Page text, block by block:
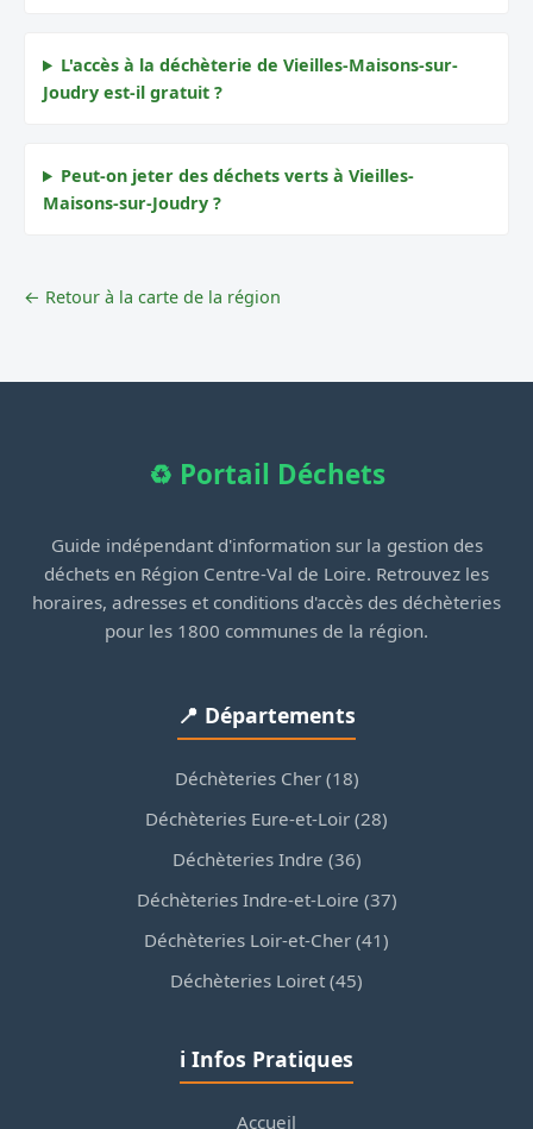
L'accès à la déchèterie de Vieilles-Maisons-sur-
Joudry est-il gratuit ?
Peut-on jeter des déchets verts à Vieilles-
Maisons-sur-Joudry ?
← Retour à la carte de la région
♻️ Portail Déchets
Guide indépendant d'information sur la gestion des
déchets en Région Centre-Val de Loire. Retrouvez les
horaires, adresses et conditions d'accès des déchèteries
pour les 1800 communes de la région.
📍 Départements
Déchèteries Cher (18)
Déchèteries Eure-et-Loir (28)
Déchèteries Indre (36)
Déchèteries Indre-et-Loire (37)
Déchèteries Loir-et-Cher (41)
Déchèteries Loiret (45)
ℹ️ Infos Pratiques
Accueil